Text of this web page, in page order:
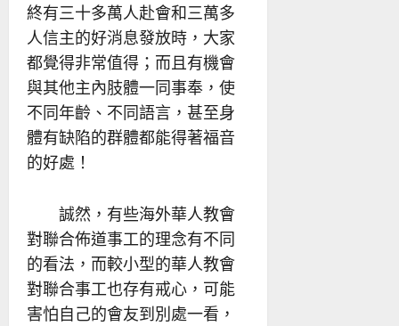
終有三十多萬人赴會和三萬多
人信主的好消息發放時，大家
都覺得非常值得；而且有機會
與其他主內肢體一同事奉，使
不同年齡、不同語言，甚至身
體有缺陷的群體都能得著福音
的好處！
誠然，有些海外華人教會
對聯合佈道事工的理念有不同
的看法，而較小型的華人教會
對聯合事工也存有戒心，可能
害怕自己的會友到別處一看，